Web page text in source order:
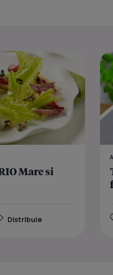
Paste cu
Mare si
Distribuie